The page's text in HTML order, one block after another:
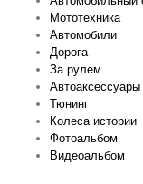
Мототехника
Автомобили
Дорога
За рулем
Автоаксессуары
Тюнинг
Колеса истории
Фотоальбом
Видеоальбом